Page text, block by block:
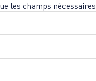
les champs nécessaires